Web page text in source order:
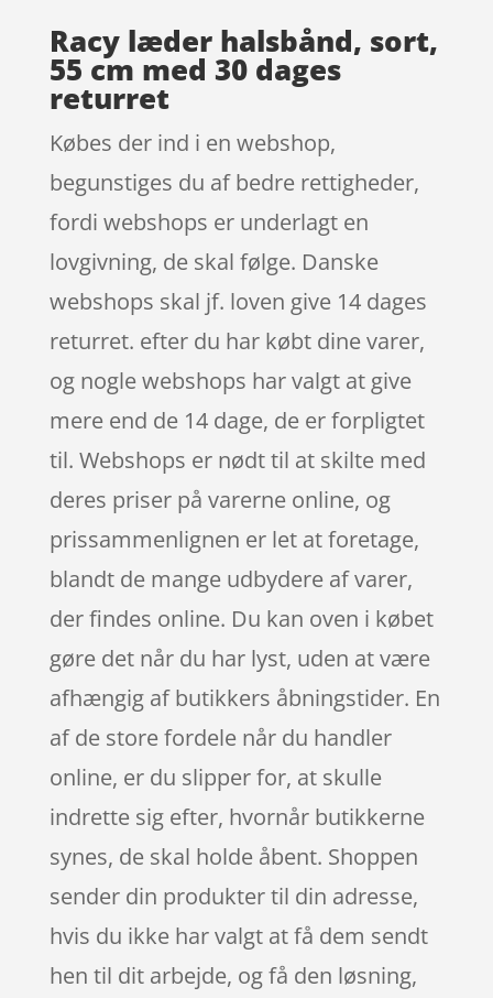
Racy læder halsbånd, sort,
55 cm med 30 dages
returret
Købes der ind i en webshop,
begunstiges du af bedre rettigheder,
fordi webshops er underlagt en
lovgivning, de skal følge. Danske
webshops skal jf. loven give 14 dages
returret. efter du har købt dine varer,
og nogle webshops har valgt at give
mere end de 14 dage, de er forpligtet
til. Webshops er nødt til at skilte med
deres priser på varerne online, og
prissammenlignen er let at foretage,
blandt de mange udbydere af varer,
der findes online. Du kan oven i købet
gøre det når du har lyst, uden at være
afhængig af butikkers åbningstider. En
af de store fordele når du handler
online, er du slipper for, at skulle
indrette sig efter, hvornår butikkerne
synes, de skal holde åbent. Shoppen
sender din produkter til din adresse,
hvis du ikke har valgt at få dem sendt
hen til dit arbejde, og få den løsning,